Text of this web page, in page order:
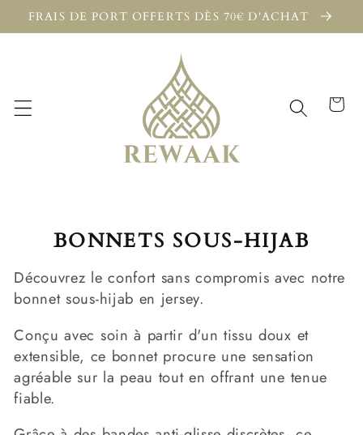
passer
au
FRAIS DE PORT OFFERTS DÈS 70€ D'ACHAT
Panier
C
L
E
C
T
BONNETS SOUS-HIJAB
Découvrez le confort sans compromis avec notre
bonnet sous-hijab en jersey.
Conçu avec soin à partir d'un tissu doux et
extensible, ce bonnet procure une sensation
agréable sur la peau tout en offrant une tenue
fiable.